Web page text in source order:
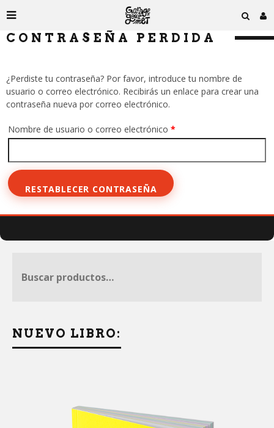
CONTRASEÑA PERDIDA
¿Perdiste tu contraseña? Por favor, introduce tu nombre de
usuario o correo electrónico. Recibirás un enlace para crear una
contraseña nueva por correo electrónico.
Nombre de usuario o correo electrónico *
RESTABLECER CONTRASEÑA
NUEVO LIBRO: